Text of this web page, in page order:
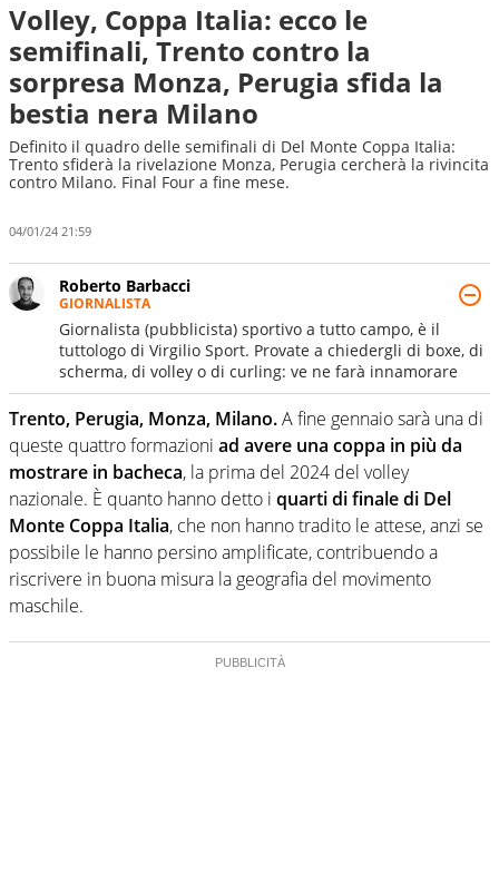
Volley, Coppa Italia: ecco le
semifinali, Trento contro la
sorpresa Monza, Perugia sfida la
bestia nera Milano
Definito il quadro delle semifinali di Del Monte Coppa Italia:
Trento sfiderà la rivelazione Monza, Perugia cercherà la rivincita
contro Milano. Final Four a fine mese.
04/01/24 21:59
Roberto Barbacci
GIORNALISTA
Giornalista (pubblicista) sportivo a tutto campo, è il
tuttologo di Virgilio Sport. Provate a chiedergli di boxe, di
scherma, di volley o di curling: ve ne farà innamorare
Trento, Perugia, Monza, Milano.A fine gennaio sarà una di
queste quattro formazioni ad avere una coppa in più da
mostrare in bacheca, la prima del 2024 del volley
nazionale. È quanto hanno detto i quarti di finale di Del
Monte Coppa Italia, che non hanno tradito le attese, anzi se
possibile le hanno persino amplificate, contribuendo a
riscrivere in buona misura la geografia del movimento
maschile.